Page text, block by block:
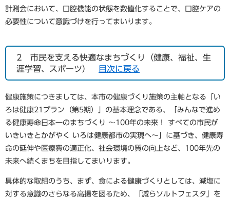
計測会において、口腔機能の状態を数値化することで、口腔ケアの
必要性について意識づけを行ってまいります。
2 市民を支える快適なまちづくり（健康、福祉、生
涯学習、スポーツ）
目次に戻る
健康施策につきましては、本市の健康づくり施策の主軸となる「い
ろは健康21プラン（第5期）」の基本理念である、「みんなで進め
る健康寿命日本一のまちづくり ～100年の未来！ すべての市民が
いきいきとかがやく いろは健康都市の実現へ～」に基づき、健康寿
命の延伸や医療費の適正化、社会環境の質の向上など、100年先の
未来へ続くまちを目指してまいります。
具体的な取組のうち、まず、食による健康づくりとしては、減塩に
対する意識のさらなる高揚を図るため、「減らソルトフェスタ」を